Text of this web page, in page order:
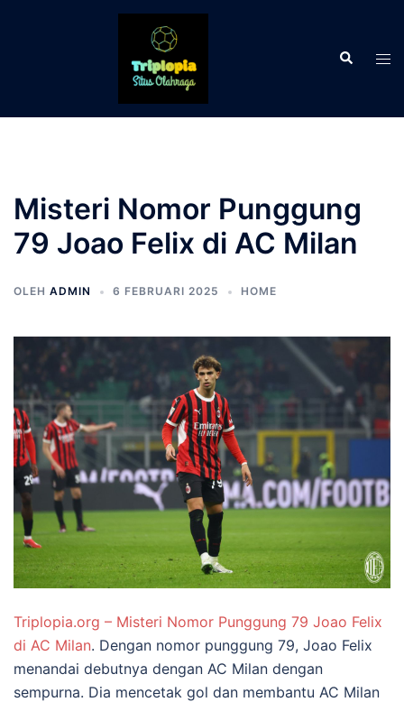
Cari
Misteri Nomor Punggung
79 Joao Felix di AC Milan
OLEH ADMIN 6 FEBRUARI 2025 HOME
Triplopia.org – Misteri Nomor Punggung 79 Joao Felix
di AC Milan. Dengan nomor punggung 79, Joao Felix
menandai debutnya dengan AC Milan dengan
sempurna. Dia mencetak gol dan membantu AC Milan